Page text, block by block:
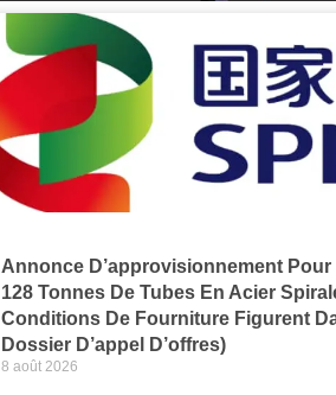
Annonce D’approvisionnement Pour
128 Tonnes De Tubes En Acier
Conditions De Fourniture Figurent
Dossier D’appel D’offres)
8 août 2026